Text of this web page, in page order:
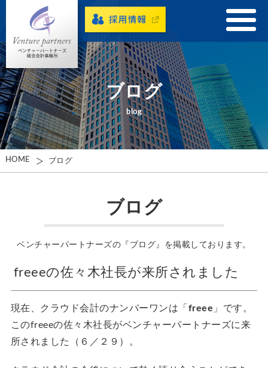
ブログ
blog
HOME ブログ
ブログ
ベンチャーパートナーズの『ブログ』を掲載しております。
freeeの佐々木社長が来所されました
現在、クラウド会計のナンバーワンは「 freee 」です。
このfreeeの佐々木社長がベンチャーパートナーズに来
所されました（６／２９）。